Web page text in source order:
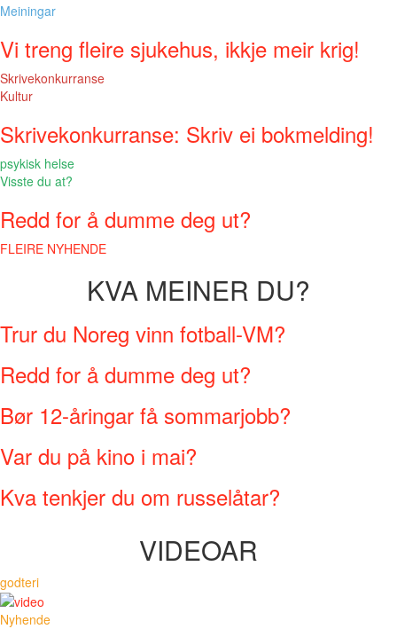
Meiningar
Vi treng fleire sjukehus, ikkje meir krig!
Skrivekonkurranse
Kultur
Skrivekonkurranse: Skriv ei bokmelding!
psykisk helse
Visste du at?
Redd for å dumme deg ut?
FLEIRE NYHENDE
KVA MEINER DU?
Trur du Noreg vinn fotball-VM?
Redd for å dumme deg ut?
Bør 12-åringar få sommarjobb?
Var du på kino i mai?
Kva tenkjer du om russelåtar?
VIDEOAR
godteri
Nyhende